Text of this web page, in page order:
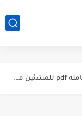
الفرق بين have و has بشرح مبسط مع أمثلة عملية
قواعد اللغة الانجليزية كاملة pdf للمبتدئين مجاناً